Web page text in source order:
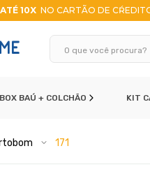
ATÉ 10X NO CARTÃO DE
BAÚ + COLCHÃO KIT
171